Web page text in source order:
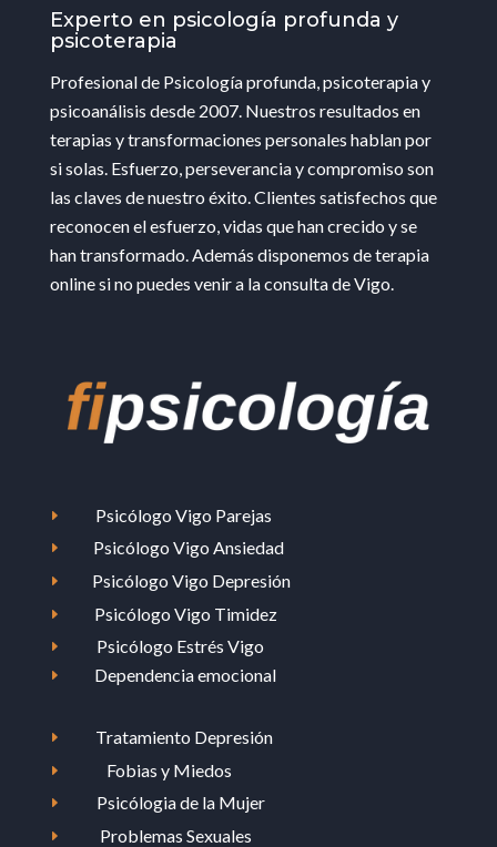
Experto en psicología profunda y
psicoterapia
Profesional de Psicología profunda, psicoterapia y
psicoanálisis desde 2007. Nuestros resultados en
terapias y transformaciones personales hablan por
si solas. Esfuerzo, perseverancia y compromiso son
las claves de nuestro éxito. Clientes satisfechos que
reconocen el esfuerzo, vidas que han crecido y se
han transformado. Además disponemos de terapia
online si no puedes venir a la consulta de Vigo.
E Psicólogo Vigo Parejas
E Psicólogo Vigo Ansiedad
E Psicólogo Vigo Depresión
E Psicólogo Vigo Timidez
E Psicólogo Estrés Vigo
E Dependencia emocional
E Tratamiento Depresión
E Fobias y Miedos
E Psicólogia de la Mujer
E Problemas Sexuales